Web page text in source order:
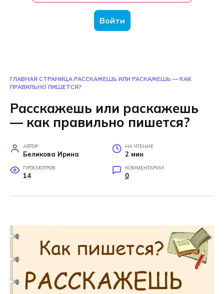
Войти
ГЛАВНАЯ СТРАНИЦА РАССКАЖЕШЬ ИЛИ РАСКАЖЕШЬ — КАК
ПРАВИЛЬНО ПИШЕТСЯ?
Расскажешь или раскажешь
— как правильно пишется?
АВТОР
Беликова Ирина
НА ЧТЕНИЕ
2 мин
ПРОСМОТРОВ
14
КОММЕНТАРИИ
0